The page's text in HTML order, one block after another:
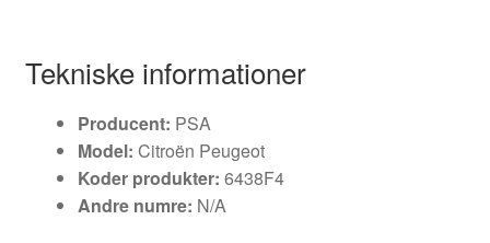
Tekniske informationer
Producent: PSA
Model: Citroën Peugeot
Koder produkter: 6438F4
Andre numre: N/A